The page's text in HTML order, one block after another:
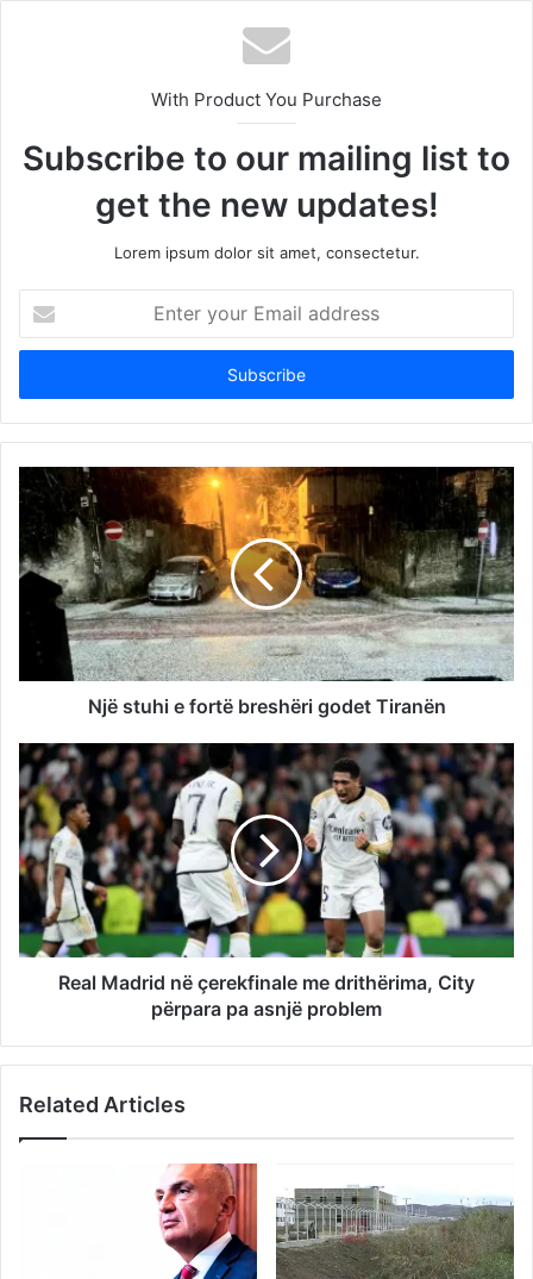
With Product You Purchase
Subscribe to our mailing list to
get the new updates!
Lorem ipsum dolor sit amet, consectetur.
your
Email
Një stuhi e fortë breshëri godet Tiranën
Real Madrid në çerekfinale me drithërima, City
përpara pa asnjë problem
Related Articles